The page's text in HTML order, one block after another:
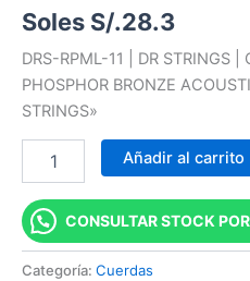
Soles S/.28.3
DRS-RPML-11 | DR STRINGS |
PHOSPHOR BRONZE
STRINGS»
Añadir al carrito
CONSULTAR STOCK
Categoría: Cuerdas